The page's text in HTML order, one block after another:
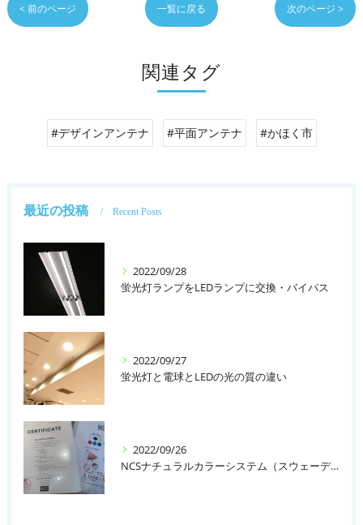
< 前のページ 一覧に戻る 次のページ >
関連タグ
#デザインアンテナ #平面アンテナ #かほく市
最近の投稿 Recent Posts
2022/09/28
蛍光灯ランプをLEDランプに交換・バイパス
2022/09/27
蛍光灯と電球とLEDの光の質の違い
2022/09/26
NCSナチュラルカラーシステム（スウェーデン）